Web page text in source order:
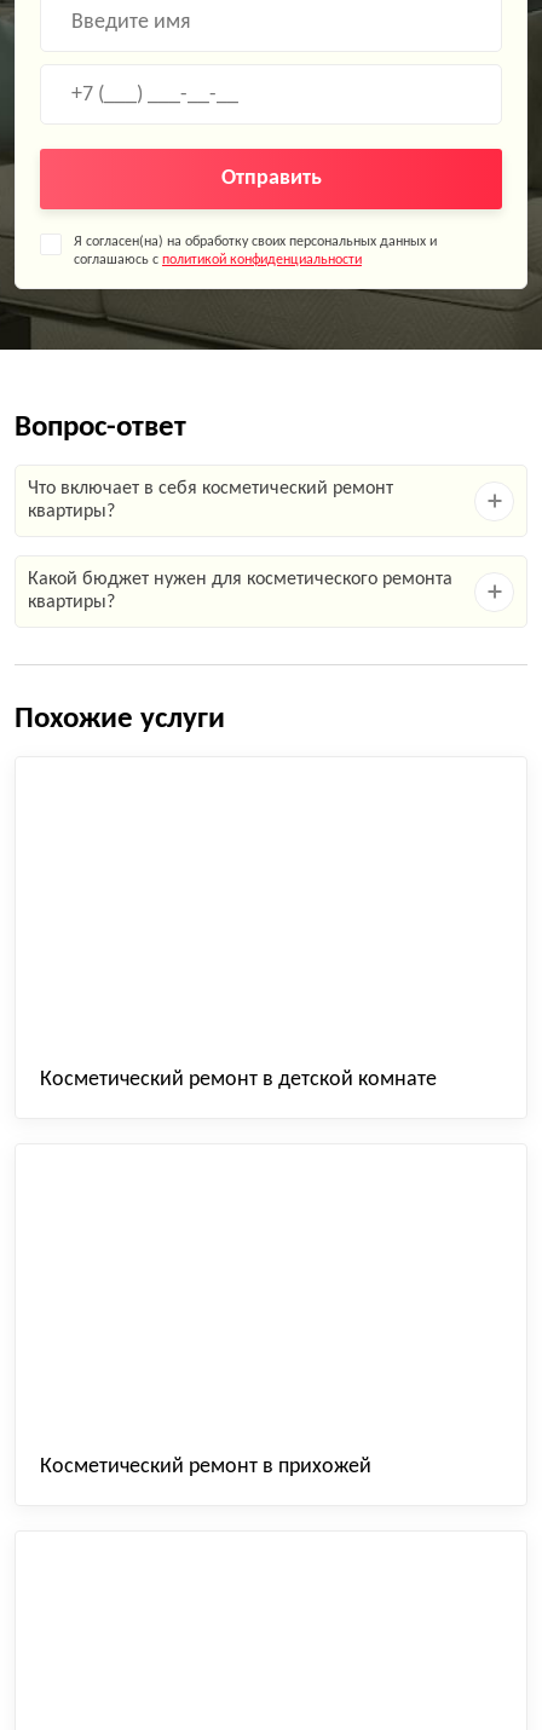
Отправить
Я согласен(на) на обработку своих персональных данных и
соглашаюсь с политикой конфиденциальности
Вопрос-ответ
Что включает в себя косметический ремонт
квартиры?
Какой бюджет нужен для косметического ремонта
квартиры?
Похожие услуги
Косметический ремонт в детской комнате
Косметический ремонт в прихожей